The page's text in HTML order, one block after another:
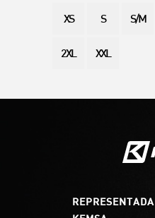
XS S S/M
2XL XXL